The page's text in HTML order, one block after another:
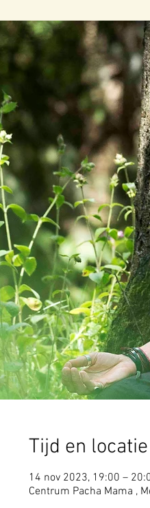
Tijd en locatie
14 nov 2023, 19:00 –
Centrum Pacha Mama ,